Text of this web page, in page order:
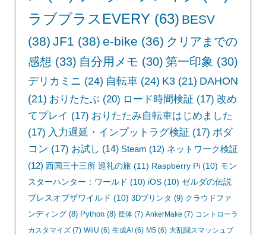
ラブプラスEVERY(63) BESV
(38) JF1 (38) e-bike (36) クリアまでの
感想 (33) 自分用メモ (30) 第一印象 (30)
デリカミニ (24) 自転車(24) K3(21) DAHON
(21) おりたたぶ (20) ロード時間検証 (17) 改め
てプレイ (17) おりたたみ自転車はじめました
(17) 入力遅延・インプットラグ検証 (17) ボダ
コン (17) お試し (14) Steam (12) ネットワーク検証
(12) 西国三十三所 巡礼の旅(11) Raspberry Pi(10) モン
スターハンター：ワールド (10) iOS(10) ゼルダの伝説
ブレスオブザワイルド (10) 3Dプリンタ (9) クラウドファ
ンディング(8) Python(8) 筐体(7) AnkerMake (7) コントローラ
カスタマイズ(7) WiiU (6) 生成AI (6) M5(6) 大乱闘スマッシュブ